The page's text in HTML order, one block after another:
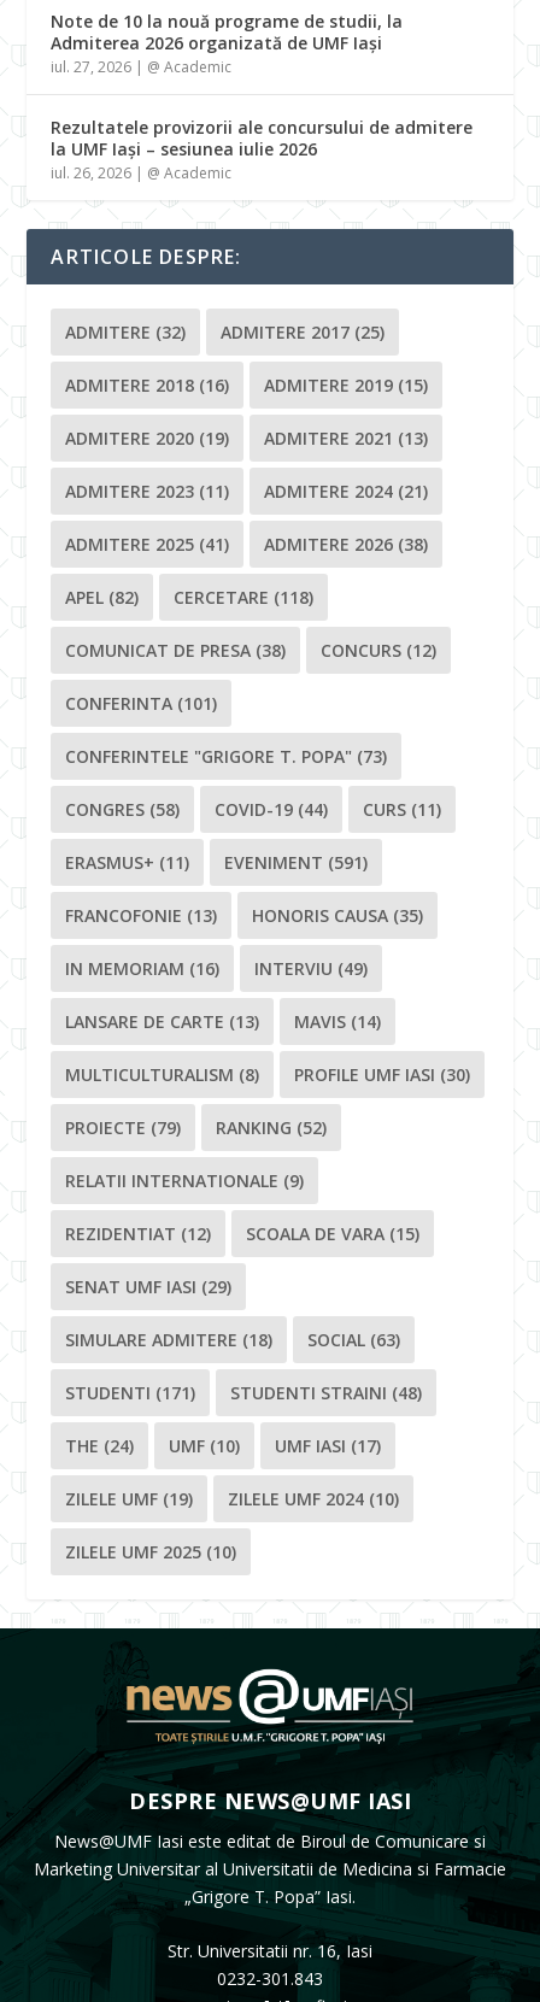
Note de 10 la nouă programe de studii, la
Admiterea 2026 organizată de UMF Iași
iul. 27, 2026 | @ Academic
Rezultatele provizorii ale concursului de admitere
la UMF Iași – sesiunea iulie 2026
iul. 26, 2026 | @ Academic
ARTICOLE DESPRE:
ADMITERE (32) ADMITERE 2017 (25)
ADMITERE 2018 (16) ADMITERE 2019 (15)
ADMITERE 2020 (19) ADMITERE 2021 (13)
ADMITERE 2023 (11) ADMITERE 2024 (21)
ADMITERE 2025 (41) ADMITERE 2026 (38)
APEL (82) CERCETARE (118)
COMUNICAT DE PRESA (38) CONCURS (12)
CONFERINTA (101)
CONFERINTELE "GRIGORE T. POPA" (73)
CONGRES (58) COVID-19 (44) CURS (11)
ERASMUS+ (11) EVENIMENT (591)
FRANCOFONIE (13) HONORIS CAUSA (35)
IN MEMORIAM (16) INTERVIU (49)
LANSARE DE CARTE (13) MAVIS (14)
MULTICULTURALISM (8) PROFILE UMF IASI (30)
PROIECTE (79) RANKING (52)
RELATII INTERNATIONALE (9)
REZIDENTIAT (12) SCOALA DE VARA (15)
SENAT UMF IASI (29)
SIMULARE ADMITERE (18) SOCIAL (63)
STUDENTI (171) STUDENTI STRAINI (48)
THE (24) UMF (10) UMF IASI (17)
ZILELE UMF (19) ZILELE UMF 2024 (10)
ZILELE UMF 2025 (10)
DESPRE NEWS@UMF IASI
News@UMF Iasi este editat de Biroul de Comunicare si
Marketing Universitar al Universitatii de Medicina si Farmacie
„Grigore T. Popa” Iasi.
Str. Universitatii nr. 16, Iasi
0232-301.843